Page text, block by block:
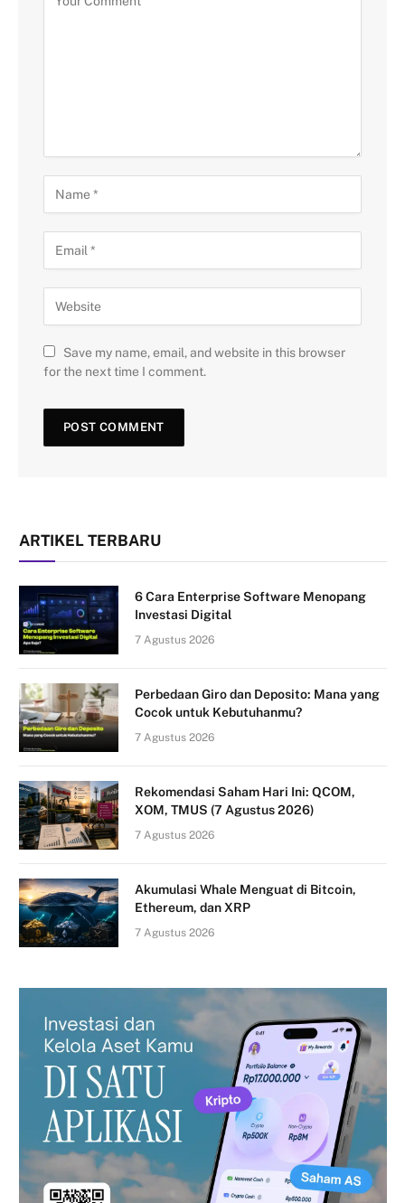
Save my name, email, and website in this browser
for the next time I comment.
ARTIKEL TERBARU
6 Cara Enterprise Software Menopang
Investasi Digital
7 Agustus 2026
Perbedaan Giro dan Deposito: Mana yang
Cocok untuk Kebutuhanmu?
7 Agustus 2026
Rekomendasi Saham Hari Ini: QCOM,
XOM, TMUS (7 Agustus 2026)
7 Agustus 2026
Akumulasi Whale Menguat di Bitcoin,
Ethereum, dan XRP
7 Agustus 2026